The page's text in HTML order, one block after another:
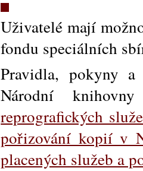
Uživatelé mají
fondu speciálních
Pravidla, pokyny
Národní
reprografických
pořizování kopií v
placených služeb a